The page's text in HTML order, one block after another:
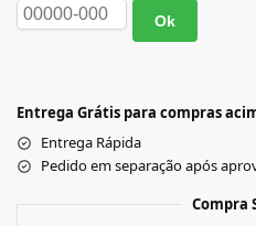
Ok
Entrega Grátis para compras
Entrega Rápida
Pedido em separação após
Compra